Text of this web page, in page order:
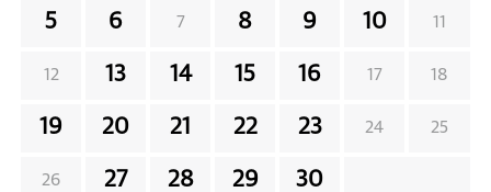
5 6 7 8 9 10 11
12 13 14 15 16 17 18
19 20 21 22 23 24 25
26 27 28 29 30